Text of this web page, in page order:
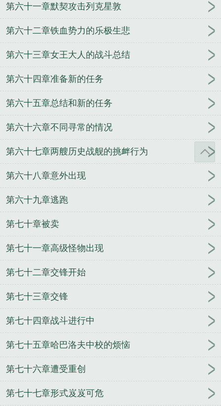
第六十一章默契攻击列克星敦
第六十二章铁血势力的乐极生悲
第六十三章女王大人的战斗总结
第六十四章准备新的任务
第六十五章总结和新的任务
第六十六章不同寻常的情况
第六十七章两艘历史战舰的挑衅行为
第六十八章意外出现
第六十九章逃跑
第七十章被卖
第七十一章高级怪物出现
第七十二章交锋开始
第七十三章交锋
第七十四章战斗进行中
第七十五章哈巴洛夫中校的烦恼
第七十六章遭受重创
第七十七章形式岌岌可危